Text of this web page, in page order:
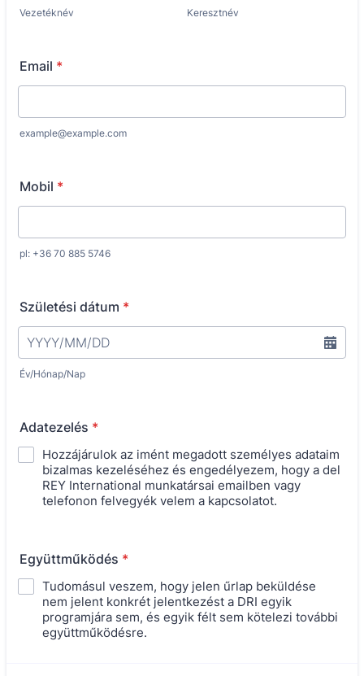
Vezetéknév Keresztnév
Email *
example@example.com
Mobil *
pl: +36 70 885 5746
Születési dátum *
Év/Hónap/Nap
Adatezelés *
Hozzájárulok az imént megadott személyes adataim
bizalmas kezeléséhez és engedélyezem, hogy a del
REY International munkatársai emailben vagy
telefonon felvegyék velem a kapcsolatot.
Együttműködés *
Tudomásul veszem, hogy jelen űrlap beküldése
nem jelent konkrét jelentkezést a DRI egyik
programjára sem, és egyik félt sem kötelezi további
együttműködésre.